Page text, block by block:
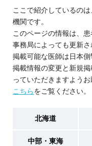
ここで紹介しているの
機関です。
このページの情報は、
事務局によっても更新さ
掲載可能な医師は日本側
掲載情報の変更と新規
っていただきますよう
こちらをご覧ください。
北海道
中部・東海